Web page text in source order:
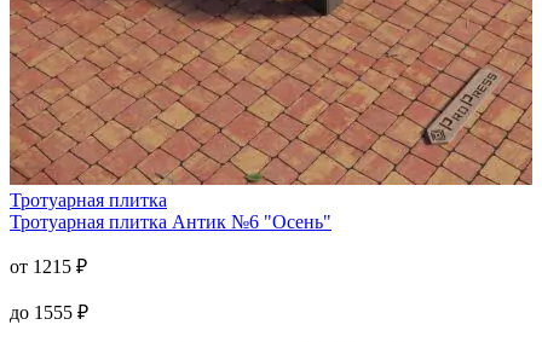
Тротуарная плитка
Тротуарная плитка Антик №6 "Осень"
от 1215 ₽
до 1555 ₽